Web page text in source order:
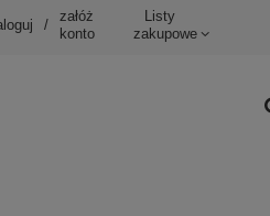
/
załóż
konto
Listy
zakupowe